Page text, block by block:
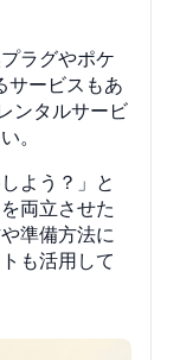
ラグやポケ
サービスもあ
ンタルサービ
。
よう？」と
両立させた
準備方法に
も活用して